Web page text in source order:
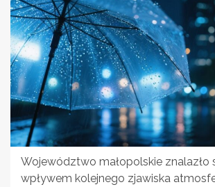
Województwo małopolskie znalazło
wpływem kolejnego zjawiska